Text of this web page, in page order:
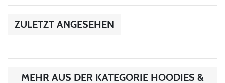
ZULETZT ANGESEHEN
MEHR AUS DER KATEGORIE HOODIES &